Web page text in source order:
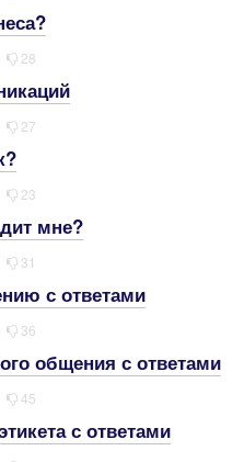
28
27
23
мне?
31
с ответами
36
общения с ответами
45
с ответами